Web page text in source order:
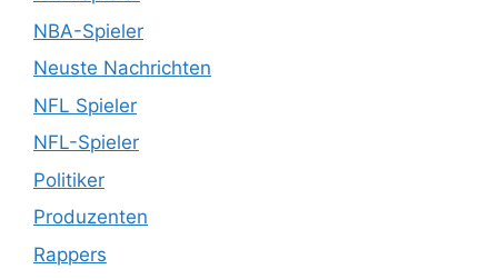
NBA-Spieler
Neuste Nachrichten
NFL Spieler
NFL-Spieler
Politiker
Produzenten
Rappers